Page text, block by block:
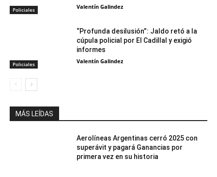
Policiales Valentín Galindez
Policiales
“Profunda desilusión”: Jaldo retó a la
cúpula policial por El Cadillal y exigió
informes
Valentín Galindez
MÁS LEÍDAS
Aerolíneas Argentinas cerró 2025 con
superávit y pagará Ganancias por
primera vez en su historia